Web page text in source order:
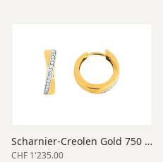
Scharnier-Creolen Gold 750 bicolor 15
CHF 1'235.00